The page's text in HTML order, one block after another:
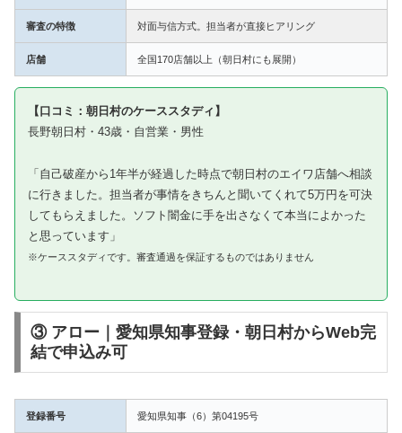
審査の特徴 対面与信方式。担当者が直接ヒアリング
店舗 全国170店舗以上（朝日村にも展開）
【口コミ：朝日村のケーススタディ】
長野朝日村・43歳・自営業・男性
「自己破産から1年半が経過した時点で朝日村のエイワ店舗へ相談
に行きました。担当者が事情をきちんと聞いてくれて5万円を可決
してもらえました。ソフト闇金に手を出さなくて本当によかった
と思っています」
※ケーススタディです。審査通過を保証するものではありません
③ アロー｜愛知県知事登録・朝日村からWeb完
結で申込み可
登録番号 愛知県知事（6）第04195号